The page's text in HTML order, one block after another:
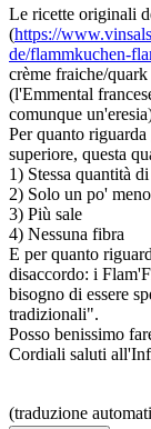
Le ricette originali
(https://
de/flammkuchen-
crème fraiche/
(l'Emmental
comunque
Per quanto
superiore, questa
1) Stessa quantità
2) Solo un po'
3) Più sale
4) Nessuna fibra
E per quanto
disaccordo: i
bisogno di essere
tradizionali".
Posso benissimo
Cordiali saluti
(traduzione